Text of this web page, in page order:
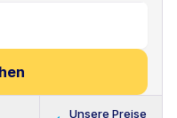
Unsere Preise